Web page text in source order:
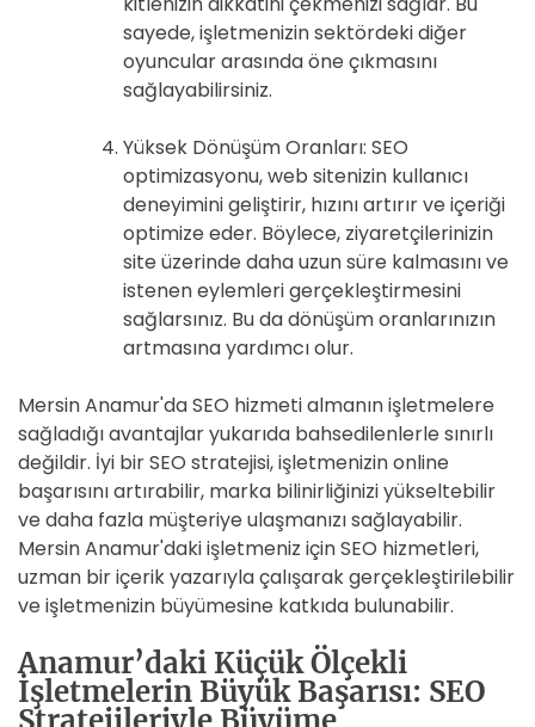
sayede, işletmenizin sektördeki diğer
oyuncular arasında öne çıkmasını
sağlayabilirsiniz.
Yüksek Dönüşüm Oranları: SEO
optimizasyonu, web sitenizin kullanıcı
deneyimini geliştirir, hızını artırır ve içeriği
optimize eder. Böylece, ziyaretçilerinizin
site üzerinde daha uzun süre kalmasını ve
istenen eylemleri gerçekleştirmesini
sağlarsınız. Bu da dönüşüm oranlarınızın
artmasına yardımcı olur.
Mersin Anamur'da SEO hizmeti almanın işletmelere
sağladığı avantajlar yukarıda bahsedilenlerle sınırlı
değildir. İyi bir SEO stratejisi, işletmenizin online
başarısını artırabilir, marka bilinirliğinizi yükseltebilir
ve daha fazla müşteriye ulaşmanızı sağlayabilir.
Mersin Anamur'daki işletmeniz için SEO hizmetleri,
uzman bir içerik yazarıyla çalışarak gerçekleştirilebilir
ve işletmenizin büyümesine katkıda bulunabilir.
Anamur’daki Küçük Ölçekli
İşletmelerin Büyük Başarısı: SEO